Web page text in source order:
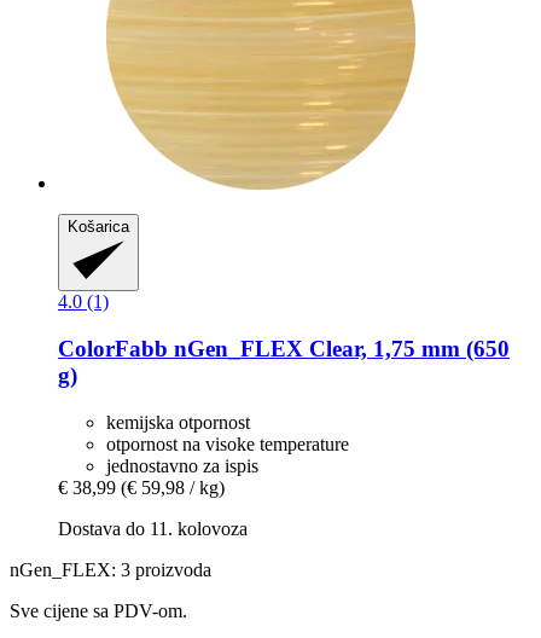
Košarica
4.0 (1)
ColorFabb nGen_FLEX Clear, 1,75 mm (650
g)
kemijska otpornost
otpornost na visoke temperature
jednostavno za ispis
€ 38,99 (€ 59,98 / kg)
Dostava do 11. kolovoza
nGen_FLEX: 3 proizvoda
Sve cijene sa PDV-om.